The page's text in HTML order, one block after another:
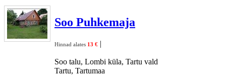
Soo Puhkemaja
Hinnad alates 13 € |
Soo talu, Lombi küla, Tartu vald
Tartu, Tartumaa